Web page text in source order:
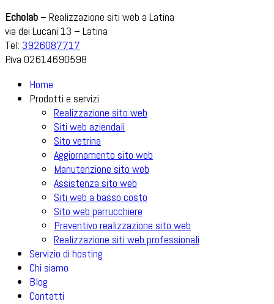
Echolab – Realizzazione siti web a Latina
via dei Lucani 13 – Latina
Tel: 3926087717
P.iva 02614690598
Home
Prodotti e servizi
Realizzazione sito web
Siti web aziendali
Sito vetrina
Aggiornamento sito web
Manutenzione sito web
Assistenza sito web
Siti web a basso costo
Sito web parrucchiere
Preventivo realizzazione sito web
Realizzazione siti web professionali
Servizio di hosting
Chi siamo
Blog
Contatti